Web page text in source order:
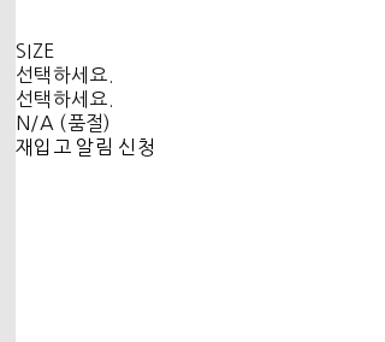
SIZE
선택하세요.
선택하세요.
N/A (품절)
재입고 알림 신청